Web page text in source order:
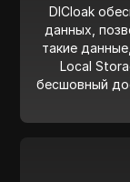
DICloak
данных,
такие
Local
бесшовный